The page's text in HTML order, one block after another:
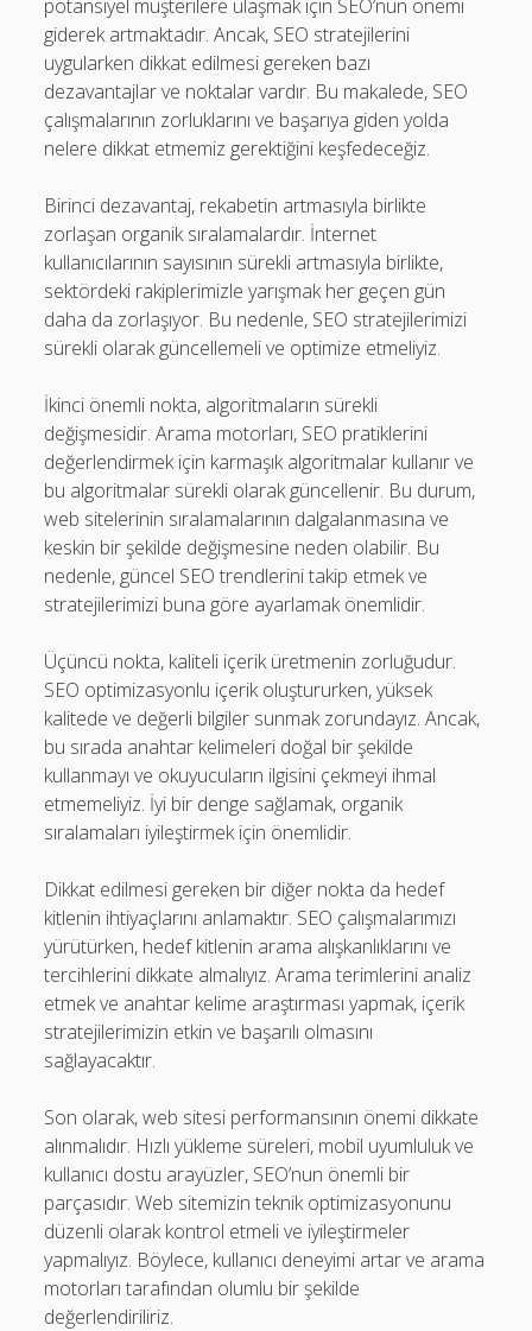
potansiyel müşterilere ulaşmak için SEO’nun önemi
giderek artmaktadır. Ancak, SEO stratejilerini
uygularken dikkat edilmesi gereken bazı
dezavantajlar ve noktalar vardır. Bu makalede, SEO
çalışmalarının zorluklarını ve başarıya giden yolda
nelere dikkat etmemiz gerektiğini keşfedeceğiz.
Birinci dezavantaj, rekabetin artmasıyla birlikte
zorlaşan organik sıralamalardır. İnternet
kullanıcılarının sayısının sürekli artmasıyla birlikte,
sektördeki rakiplerimizle yarışmak her geçen gün
daha da zorlaşıyor. Bu nedenle, SEO stratejilerimizi
sürekli olarak güncellemeli ve optimize etmeliyiz.
İkinci önemli nokta, algoritmaların sürekli
değişmesidir. Arama motorları, SEO pratiklerini
değerlendirmek için karmaşık algoritmalar kullanır ve
bu algoritmalar sürekli olarak güncellenir. Bu durum,
web sitelerinin sıralamalarının dalgalanmasına ve
keskin bir şekilde değişmesine neden olabilir. Bu
nedenle, güncel SEO trendlerini takip etmek ve
stratejilerimizi buna göre ayarlamak önemlidir.
Üçüncü nokta, kaliteli içerik üretmenin zorluğudur.
SEO optimizasyonlu içerik oluştururken, yüksek
kalitede ve değerli bilgiler sunmak zorundayız. Ancak,
bu sırada anahtar kelimeleri doğal bir şekilde
kullanmayı ve okuyucuların ilgisini çekmeyi ihmal
etmemeliyiz. İyi bir denge sağlamak, organik
sıralamaları iyileştirmek için önemlidir.
Dikkat edilmesi gereken bir diğer nokta da hedef
kitlenin ihtiyaçlarını anlamaktır. SEO çalışmalarımızı
yürütürken, hedef kitlenin arama alışkanlıklarını ve
tercihlerini dikkate almalıyız. Arama terimlerini analiz
etmek ve anahtar kelime araştırması yapmak, içerik
stratejilerimizin etkin ve başarılı olmasını
sağlayacaktır.
Son olarak, web sitesi performansının önemi dikkate
alınmalıdır. Hızlı yükleme süreleri, mobil uyumluluk ve
kullanıcı dostu arayüzler, SEO’nun önemli bir
parçasıdır. Web sitemizin teknik optimizasyonunu
düzenli olarak kontrol etmeli ve iyileştirmeler
yapmalıyız. Böylece, kullanıcı deneyimi artar ve arama
motorları tarafından olumlu bir şekilde
değerlendiriliriz.